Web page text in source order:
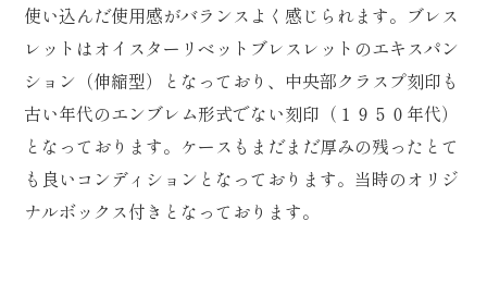
使い込んだ使用感がバランスよく感じられます。ブレス
レットはオイスターリベットブレスレットのエキスパン
ション（伸縮型）となっており、中央部クラスプ刻印も
古い年代のエンブレム形式でない刻印（１９５０年代）
となっております。ケースもまだまだ厚みの残ったとて
も良いコンディションとなっております。当時のオリジ
ナルボックス付きとなっております。